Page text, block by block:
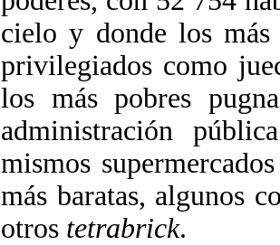
cielo y donde los más
privilegiados como
los más pobres
administración
mismos
más baratas, algunos
otros tetrabrick.